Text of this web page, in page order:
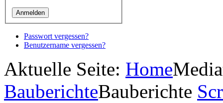
Passwort vergessen?
Benutzername vergessen?
Aktuelle Seite: Home
BauberichteBauberichte